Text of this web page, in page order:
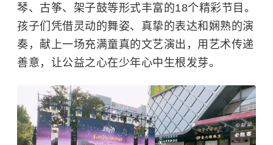
琴、古筝、架子鼓等形式丰富的18个精彩节目。
孩子们凭借灵动的舞姿、真挚的表达和娴熟的演
奏，献上一场充满童真的文艺演出，用艺术传递
善意，让公益之心在少年心中生根发芽。